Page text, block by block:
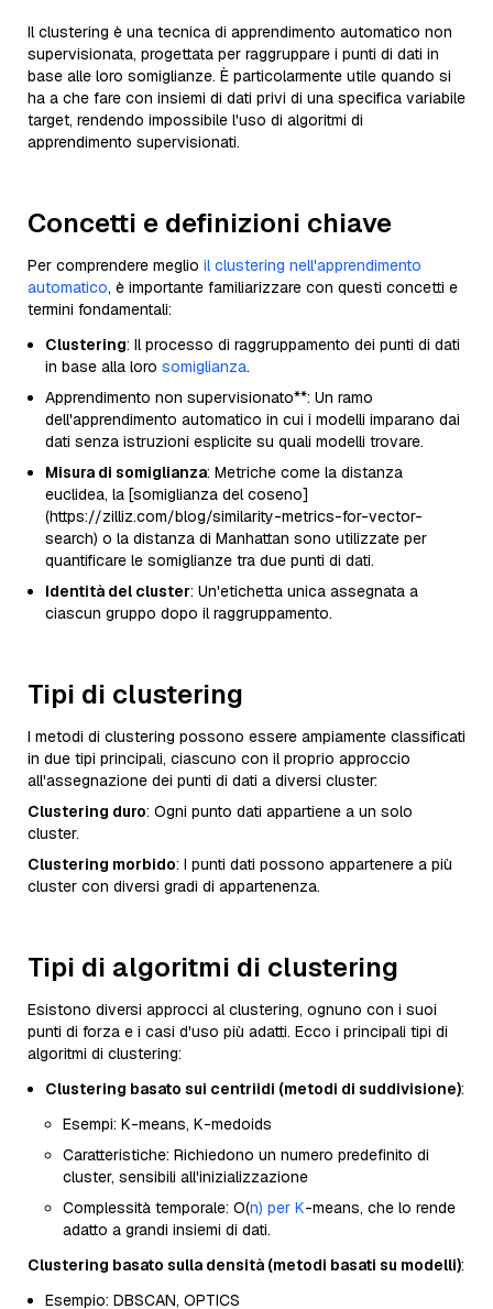
Il clustering è una tecnica di apprendimento automatico non
supervisionata, progettata per raggruppare i punti di dati in
base alle loro somiglianze. È particolarmente utile quando si
ha a che fare con insiemi di dati privi di una specifica variabile
target, rendendo impossibile l'uso di algoritmi di
apprendimento supervisionati.
Concetti e definizioni chiave
Per comprendere meglio il clustering nell'apprendimento
automatico, è importante familiarizzare con questi concetti e
termini fondamentali:
Clustering: Il processo di raggruppamento dei punti di dati
in base alla loro somiglianza.
Apprendimento non supervisionato**: Un ramo
dell'apprendimento automatico in cui i modelli imparano dai
dati senza istruzioni esplicite su quali modelli trovare.
Misura di somiglianza: Metriche come la distanza
euclidea, la [somiglianza del coseno]
(https://zilliz.com/blog/similarity-metrics-for-vector-
search) o la distanza di Manhattan sono utilizzate per
quantificare le somiglianze tra due punti di dati.
Identità del cluster: Un'etichetta unica assegnata a
ciascun gruppo dopo il raggruppamento.
Tipi di clustering
I metodi di clustering possono essere ampiamente classificati
in due tipi principali, ciascuno con il proprio approccio
all'assegnazione dei punti di dati a diversi cluster:
Clustering duro: Ogni punto dati appartiene a un solo
cluster.
Clustering morbido: I punti dati possono appartenere a più
cluster con diversi gradi di appartenenza.
Tipi di algoritmi di clustering
Esistono diversi approcci al clustering, ognuno con i suoi
punti di forza e i casi d'uso più adatti. Ecco i principali tipi di
algoritmi di clustering:
Clustering basato sui centriidi (metodi di suddivisione):
Esempi: K-means, K-medoids
Caratteristiche: Richiedono un numero predefinito di
cluster, sensibili all'inizializzazione
Complessità temporale: O(n) per K-means, che lo rende
adatto a grandi insiemi di dati.
Clustering basato sulla densità (metodi basati su modelli):
Esempio: DBSCAN, OPTICS